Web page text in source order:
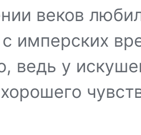
веков
имперских
ведь у